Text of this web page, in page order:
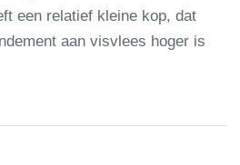
een relatief kleine kop, dat
aan visvlees hoger is